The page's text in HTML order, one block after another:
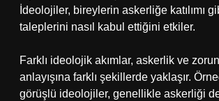
İdeolojiler, bireylerin askerliğe katılımı
taleplerini nasıl kabul ettiğini etkiler.
Farklı ideolojik akımlar, askerlik ve
anlayışına farklı şekillerde yaklaşır.
görüşlü ideolojiler, genellikle askerliği